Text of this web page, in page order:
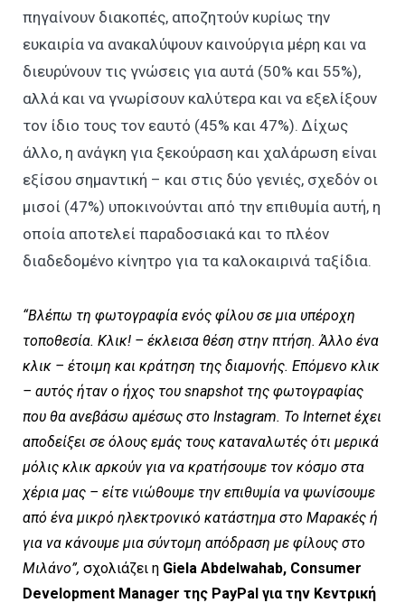
πηγαίνουν διακοπές, αποζητούν κυρίως την
ευκαιρία να ανακαλύψουν καινούργια μέρη και να
διευρύνουν τις γνώσεις για αυτά (50% και 55%),
αλλά και να γνωρίσουν καλύτερα και να εξελίξουν
τον ίδιο τους τον εαυτό (45% και 47%). Δίχως
άλλο, η ανάγκη για ξεκούραση και χαλάρωση είναι
εξίσου σημαντική – και στις δύο γενιές, σχεδόν οι
μισοί (47%) υποκινούνται από την επιθυμία αυτή, η
οποία αποτελεί παραδοσιακά και το πλέον
διαδεδομένο κίνητρο για τα καλοκαιρινά ταξίδια.
“Βλέπω τη φωτογραφία ενός φίλου σε μια υπέροχη
τοποθεσία. Κλικ! – έκλεισα θέση στην πτήση.Άλλο ένα
κλικ – έτοιμη και κράτηση της διαμονής. Επόμενο κλικ
– αυτός ήταν ο ήχος του snapshot της φωτογραφίας
που θα ανεβάσω αμέσως στο Instagram. Το Internet έχει
αποδείξει σε όλους εμάς τους καταναλωτές ότι μερικά
μόλις κλικ αρκούν για να κρατήσουμε τον κόσμο στα
χέρια μας – είτε νιώθουμε την επιθυμία να ψωνίσουμε
από ένα μικρό ηλεκτρονικό κατάστημα στο Μαρακές ή
για να κάνουμε μια σύντομη απόδραση με φίλους στο
Μιλάνο”, σχολιάζει η Giela Abdelwahab, Consumer
Development Manager της PayPal για την Κεντρική